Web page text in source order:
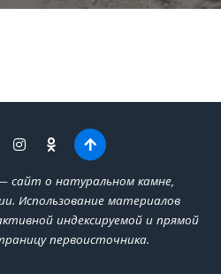
сайт о натуральном камне,
Использование материалов
индексируемой и прямой
первоисточника.